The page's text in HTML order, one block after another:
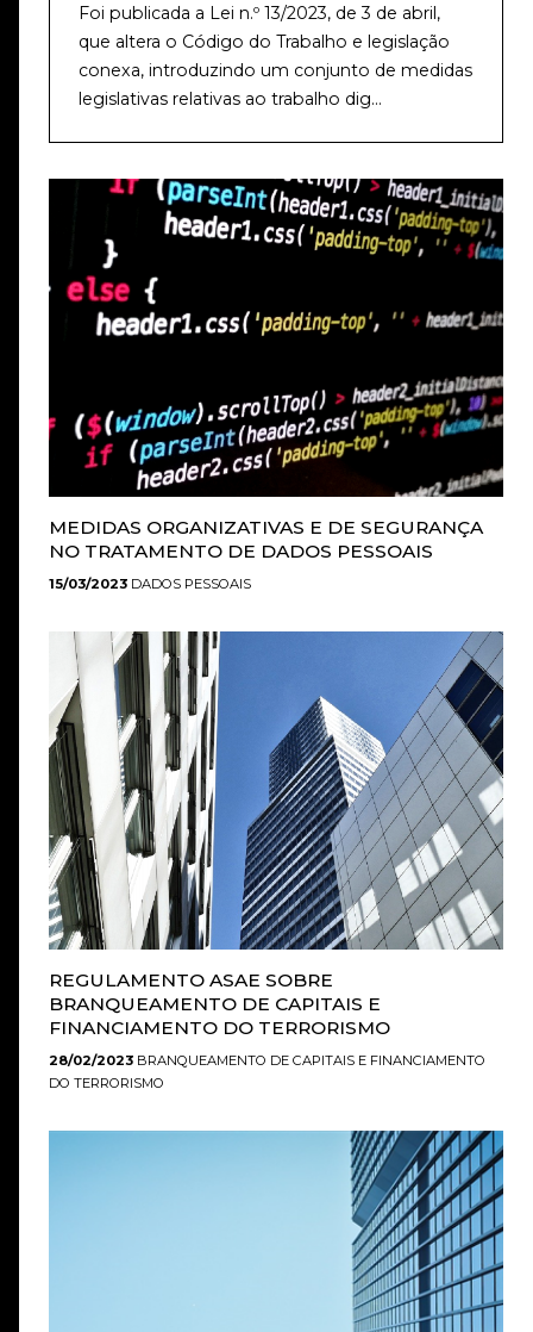
Foi publicada a Lei n.º 13/2023, de 3 de abril,
que altera o Código do Trabalho e legislação
conexa, introduzindo um conjunto de medidas
legislativas relativas ao trabalho dig...
MEDIDAS ORGANIZATIVAS E DE SEGURANÇA
NO TRATAMENTO DE DADOS PESSOAIS
15/03/2023 DADOS PESSOAIS
REGULAMENTO ASAE SOBRE
BRANQUEAMENTO DE CAPITAIS E
FINANCIAMENTO DO TERRORISMO
28/02/2023 BRANQUEAMENTO DE CAPITAIS E FINANCIAMENTO
DO TERRORISMO